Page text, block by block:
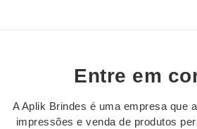
Entre em
A Aplik Brindes é uma empresa que
impressões e venda de produtos